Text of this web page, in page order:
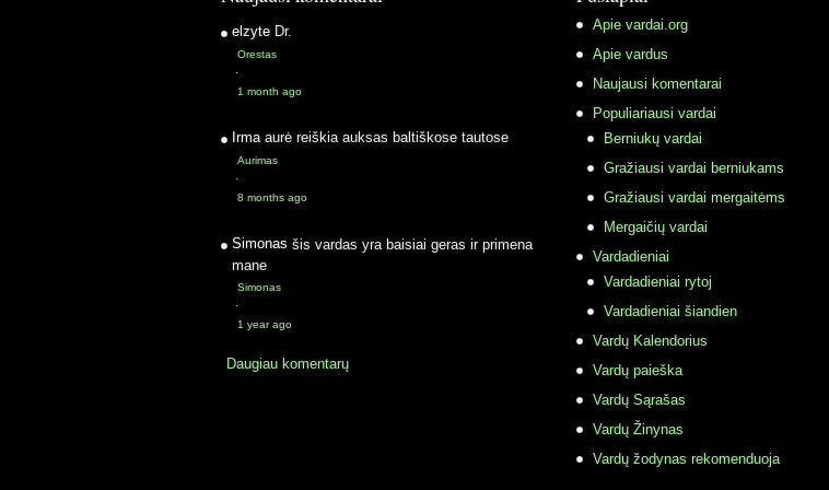
elzyte Dr.
Orestas
·
1 month ago
Irma aurė reiškia auksas baltiškose tautose
Aurimas
·
8 months ago
Simonas šis vardas yra baisiai geras ir primena
mane
Simonas
·
1 year ago
Daugiau komentarų
Apie vardai.org
Apie vardus
Naujausi komentarai
Populiariausi vardai
Berniukų vardai
Gražiausi vardai berniukams
Gražiausi vardai mergaitėms
Mergaičių vardai
Vardadieniai
Vardadieniai rytoj
Vardadieniai šiandien
Vardų Kalendorius
Vardų paieška
Vardų Sąrašas
Vardų Žinynas
Vardų žodynas rekomenduoja